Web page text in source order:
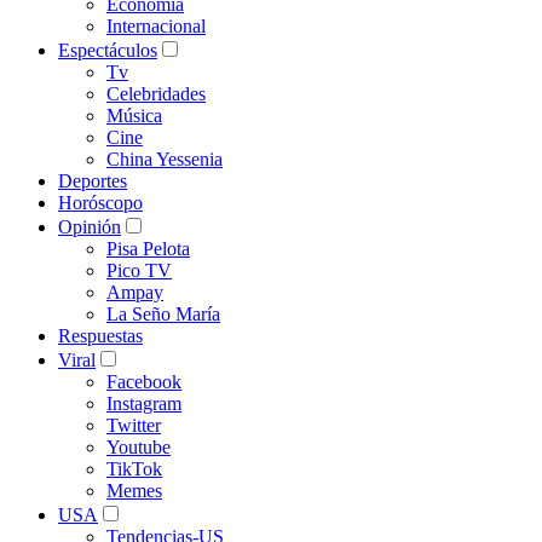
Economía
Internacional
Espectáculos
Tv
Celebridades
Música
Cine
China Yessenia
Deportes
Horóscopo
Opinión
Pisa Pelota
Pico TV
Ampay
La Seño María
Respuestas
Viral
Facebook
Instagram
Twitter
Youtube
TikTok
Memes
USA
Tendencias-US